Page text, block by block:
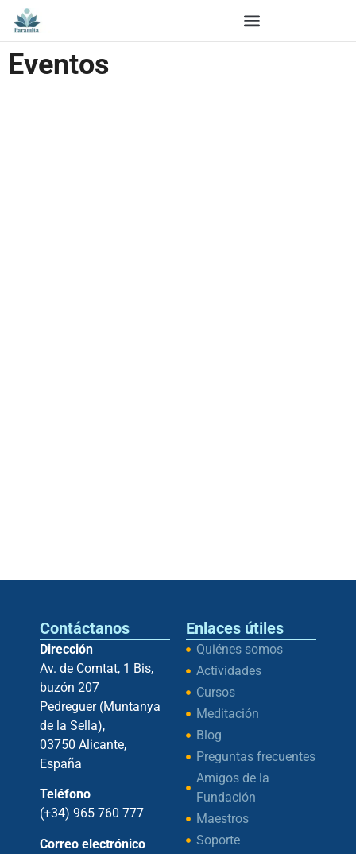
Eventos
Contáctanos
Dirección
Av. de Comtat, 1 Bis,
buzón 207
Pedreguer (Muntanya
de la Sella),
03750 Alicante,
España
Teléfono
(+34) 965 760 777
Correo electrónico
Enlaces útiles
Quiénes somos
Actividades
Cursos
Meditación
Blog
Preguntas frecuentes
Amigos de la
Fundación
Maestros
Soporte